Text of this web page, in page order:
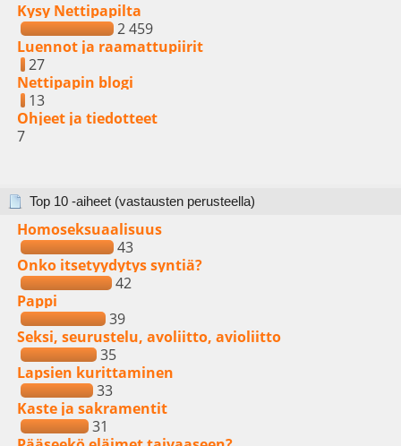
Kysy Nettipapilta
2 459
Luennot ja raamattupiirit
27
Nettipapin blogi
13
Ohjeet ja tiedotteet
7
Top 10 -aiheet (vastausten perusteella)
Homoseksuaalisuus
43
Onko itsetyydytys syntiä?
42
Pappi
39
Seksi, seurustelu, avoliitto, avioliitto
35
Lapsien kurittaminen
33
Kaste ja sakramentit
31